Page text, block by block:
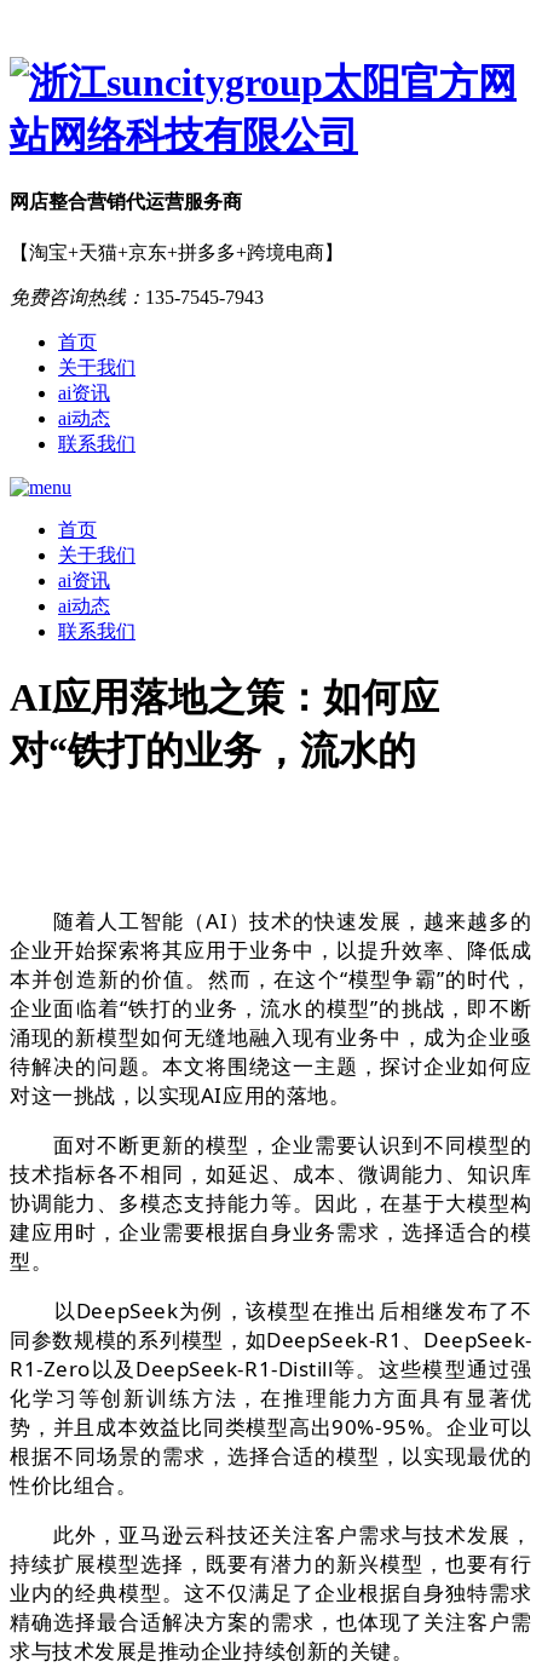
网店整合营销代运营服务商
【淘宝+天猫+京东+拼多多+跨境电商】
免费咨询热线： 135-7545-7943
首页
关于我们
ai资讯
ai动态
联系我们
首页
关于我们
ai资讯
ai动态
联系我们
AI应用落地之策：如何应
对“铁打的业务，流水的
随着人工智能（AI）技术的快速发展，越来越多的
企业开始探索将其应用于业务中，以提升效率、降低成
本并创造新的价值。然而，在这个“模型争霸”的时代，
企业面临着“铁打的业务，流水的模型”的挑战，即不断
涌现的新模型如何无缝地融入现有业务中，成为企业亟
待解决的问题。本文将围绕这一主题，探讨企业如何应
对这一挑战，以实现AI应用的落地。
面对不断更新的模型，企业需要认识到不同模型的
技术指标各不相同，如延迟、成本、微调能力、知识库
协调能力、多模态支持能力等。因此，在基于大模型构
建应用时，企业需要根据自身业务需求，选择适合的模
型。
以DeepSeek为例，该模型在推出后相继发布了不
同参数规模的系列模型，如DeepSeek-R1、DeepSeek-
R1-Zero以及DeepSeek-R1-Distill等。这些模型通过强
化学习等创新训练方法，在推理能力方面具有显著优
势，并且成本效益比同类模型高出90%-95%。企业可以
根据不同场景的需求，选择合适的模型，以实现最优的
性价比组合。
此外，亚马逊云科技还关注客户需求与技术发展，
持续扩展模型选择，既要有潜力的新兴模型，也要有行
业内的经典模型。这不仅满足了企业根据自身独特需求
精确选择最合适解决方案的需求，也体现了关注客户需
求与技术发展是推动企业持续创新的关键。